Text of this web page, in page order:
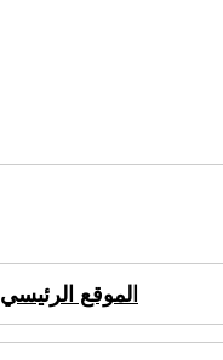
الموقع الرئيسي